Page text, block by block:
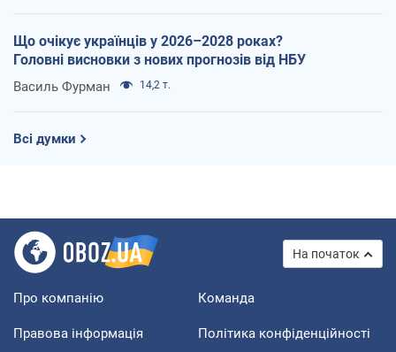
Що очікує українців у 2026–2028 роках?
Головні висновки з нових прогнозів від НБУ
Василь Фурман 14,2 т.
Всі думки
На початок
Про компанію Команда
Правова інформація Політика конфіденційності